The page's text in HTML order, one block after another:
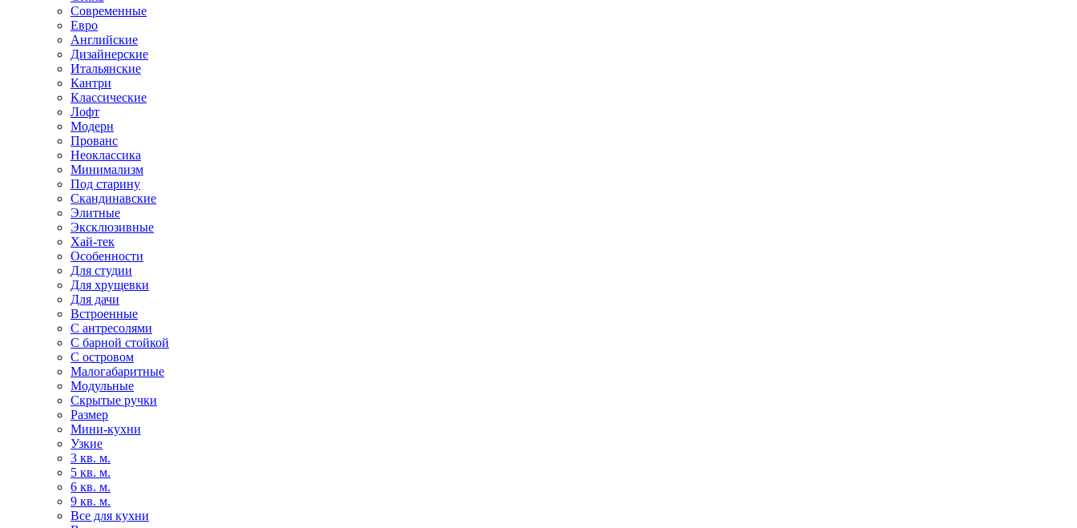
Современные
Евро
Английские
Дизайнерские
Итальянские
Кантри
Классические
Лофт
Модерн
Прованс
Неоклассика
Минимализм
Под старину
Скандинавские
Элитные
Эксклюзивные
Хай-тек
Особенности
Для студии
Для хрущевки
Для дачи
Встроенные
С антресолями
С барной стойкой
С островом
Малогабаритные
Модульные
Скрытые ручки
Размер
Мини-кухни
Узкие
3 кв. м.
5 кв. м.
6 кв. м.
9 кв. м.
Все для кухни